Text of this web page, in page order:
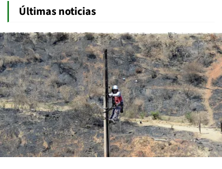
Últimas noticias